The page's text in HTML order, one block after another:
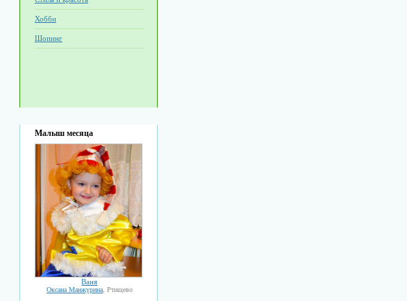
Хобби
Шопинг
Малыш месяца
Ваня
Оксана Манжурина, Ртищево